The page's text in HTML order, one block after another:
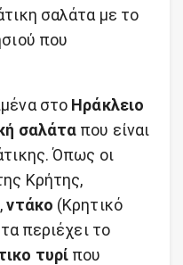
σαλάτα με το
που
στο Ηράκλειο
σαλάτα που είναι
Όπως οι
Κρήτης,
ντάκο (Κρητικό
περιέχει το
τυρίπου